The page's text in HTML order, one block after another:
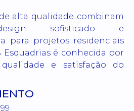
alta qualidade combinam
sofisticado e
para projetos residenciais
Esquadrias é conhecida por
e satisfação do